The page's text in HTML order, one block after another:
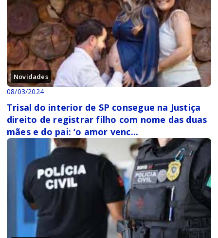
Novidades
08/03/2024
Trisal do interior de SP consegue na Justiça
direito de registrar filho com nome das duas
mães e do pai: ‘o amor venc...